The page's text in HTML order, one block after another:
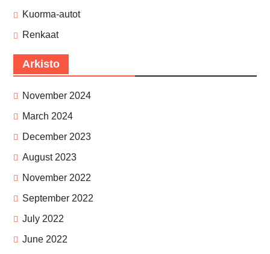
Kuorma-autot
Renkaat
Arkisto
November 2024
March 2024
December 2023
August 2023
November 2022
September 2022
July 2022
June 2022